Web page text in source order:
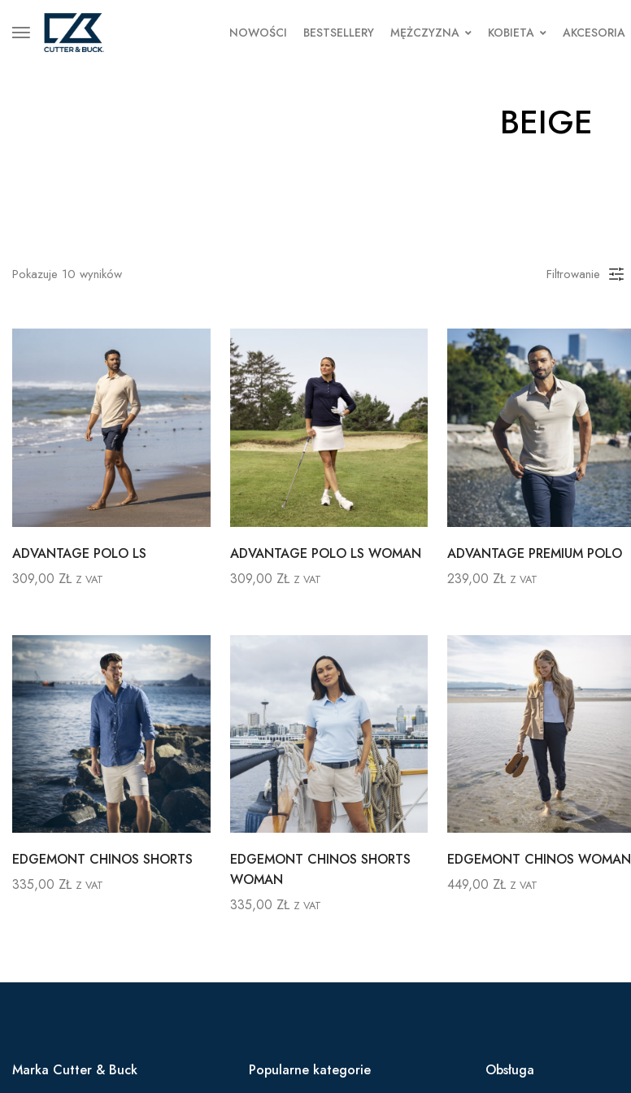
NOWOŚCI BESTSELLERY MĘŻCZYZNA KOBIETA AKCESORIA
BEIGE
Pokazuje 10 wyników Filtrowanie
ADVANTAGE POLO LS
309,00 ZŁ Z VAT
ADVANTAGE POLO LS WOMAN
309,00 ZŁ Z VAT
ADVANTAGE PREMIUM POLO
239,00 ZŁ Z VAT
EDGEMONT CHINOS SHORTS
335,00 ZŁ Z VAT
EDGEMONT CHINOS SHORTS
WOMAN
335,00 ZŁ Z VAT
EDGEMONT CHINOS WOMAN
449,00 ZŁ Z VAT
Marka Cutter & Buck Popularne kategorie Obsługa